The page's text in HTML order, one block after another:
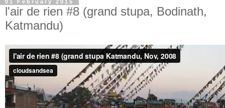
01 February 2015
l'air de rien #8 (grand stupa, Bodinath,
Katmandu)